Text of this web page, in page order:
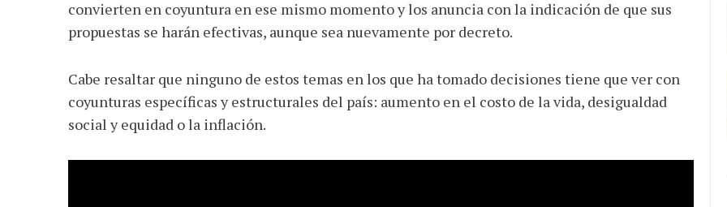
convierten en coyuntura en ese mismo momento y los anuncia con la indicación de que sus
propuestas se harán efectivas, aunque sea nuevamente por decreto.
Cabe resaltar que ninguno de estos temas en los que ha tomado decisiones tiene que ver con
coyunturas específicas y estructurales del país: aumento en el costo de la vida, desigualdad
social y equidad o la inflación.